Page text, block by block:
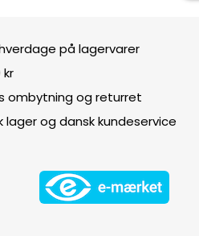
på lagervarer
ombytning og returret
lager og dansk kundeservice